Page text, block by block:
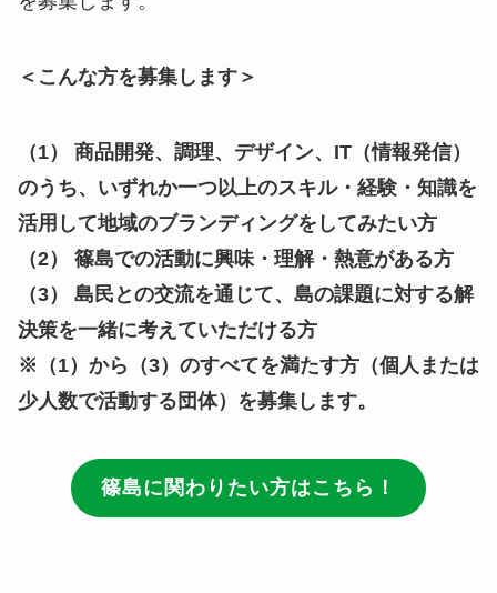
＜こんな方を募集します＞
（1） 商品開発、調理、デザイン、IT（情報発信）
のうち、いずれか一つ以上のスキル・経験・知識を
活用して地域のブランディングをしてみたい方
（2） 篠島での活動に興味・理解・熱意がある方
（3） 島民との交流を通じて、島の課題に対する解
決策を一緒に考えていただける方
※（1）から（3）のすべてを満たす方（個人または
少人数で活動する団体）を募集します。
篠島に関わりたい方はこちら！